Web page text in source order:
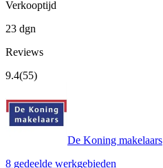
Verkooptijd
23 dgn
Reviews
9.4(55)
De Koning makelaars
8 gedeelde werkgebieden